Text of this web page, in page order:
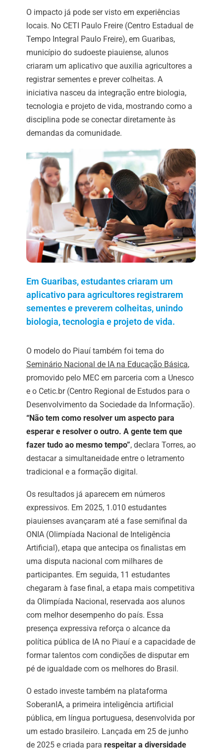
O impacto já pode ser visto em experiências
locais. No CETI Paulo Freire (Centro Estadual de
Tempo Integral Paulo Freire), em Guaribas,
município do sudoeste piauiense, alunos
criaram um aplicativo que auxilia agricultores a
registrar sementes e prever colheitas. A
iniciativa nasceu da integração entre biologia,
tecnologia e projeto de vida, mostrando como a
disciplina pode se conectar diretamente às
demandas da comunidade.
Em Guaribas, estudantes criaram um
aplicativo para agricultores registrarem
sementes e preverem colheitas, unindo
biologia, tecnologia e projeto de vida.
O modelo do Piauí também foi tema do
Seminário Nacional de IA na Educação Básica,
promovido pelo MEC em parceria com a Unesco
e o Cetic.br (Centro Regional de Estudos para o
Desenvolvimento da Sociedade da Informação).
“Não tem como resolver um aspecto para
esperar e resolver o outro. A gente tem que
fazer tudo ao mesmo tempo”, declara Torres, ao
destacar a simultaneidade entre o letramento
tradicional e a formação digital.
Os resultados já aparecem em números
expressivos. Em 2025, 1.010 estudantes
piauienses avançaram até a fase semifinal da
ONIA (Olimpíada Nacional de Inteligência
Artificial), etapa que antecipa os finalistas em
uma disputa nacional com milhares de
participantes. Em seguida, 11 estudantes
chegaram à fase final, a etapa mais competitiva
da Olimpíada Nacional, reservada aos alunos
com melhor desempenho do país. Essa
presença expressiva reforça o alcance da
política pública de IA no Piauí e a capacidade de
formar talentos com condições de disputar em
pé de igualdade com os melhores do Brasil.
O estado investe também na plataforma
SoberanIA, a primeira inteligência artificial
pública, em língua portuguesa, desenvolvida por
um estado brasileiro. Lançada em 25 de junho
de 2025 e criada para respeitar a diversidade